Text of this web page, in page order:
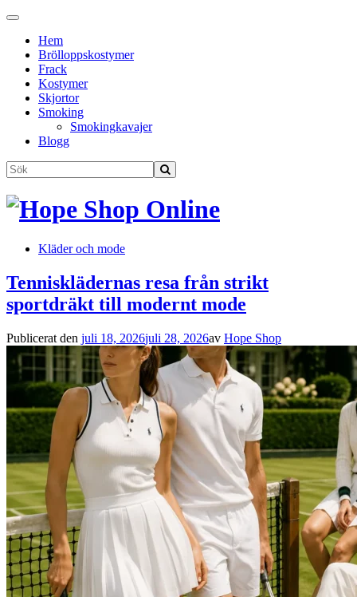
Slå
navigering
Hem
Brölloppskostymer
Frack
Kostymer
Skjortor
Smoking
Smokingkavajer
Blogg
Kläder och mode
Tennisklädernas resa från strikt
sportdräkt till modernt mode
Publicerat den juli 18, 2026juli 28, 2026av Hope Shop